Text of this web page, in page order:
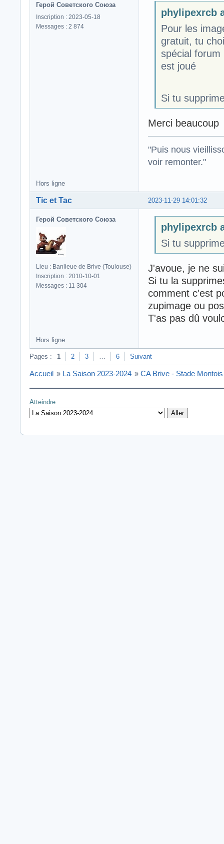
Герой Советского Союза
Inscription : 2023-05-18
Messages : 2 874
phylipexrcb
Pour les
gratuit, tu
spécial
est joué
Si tu
Merci
"Puis nous
voir remonter."
Hors ligne
2023-11-29 14:01:32
Tic et Tac
Герой Советского Союза
Lieu : Banlieue de Brive (Toulouse)
Inscription : 2010-10-01
Messages : 11 304
phylipexrcb
Si tu
J'avoue, je ne
Si tu la
comment c'est
zupimage ou
T'as pas dû
Hors ligne
Pages : 1 2 3 … 6 Suivant
Accueil » La Saison 2023-2024 » CA Brive - Stade
Atteindre